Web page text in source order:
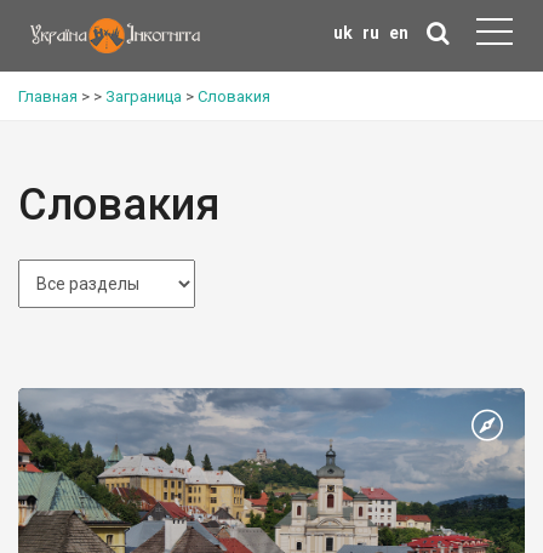
uk ru en
Главная > > Заграница > Словакия
Словакия